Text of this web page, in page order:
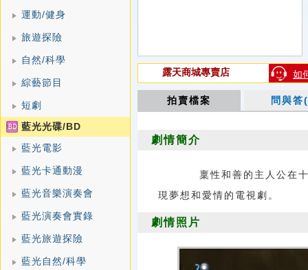
運動/健身
旅遊探險
自然/科學
綜藝節目
短劇
藍光光碟/BD
藍光電影
藍光卡通動漫
藍光音樂演奏會
藍光演奏會實錄
藍光旅遊探險
藍光自然/科學
如
露天商城專賣店
拍賣檔案 問與
劇情簡介
稟性和善的主人公在十
現夢想和愛情的電視劇。
劇情照片